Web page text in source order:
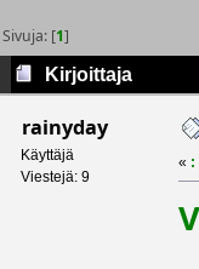
Sivuja: [1]
Kirjoittaja
rainyday
Käyttäjä
Viestejä: 9
« :